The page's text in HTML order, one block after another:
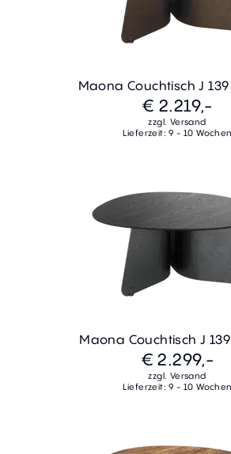
Maona Couchtisch J 139
€ 2.219,-
zzgl. Versand
Lieferzeit: 9 - 10 Wochen
Maona Couchtisch J 139
€ 2.299,-
zzgl. Versand
Lieferzeit: 9 - 10 Wochen